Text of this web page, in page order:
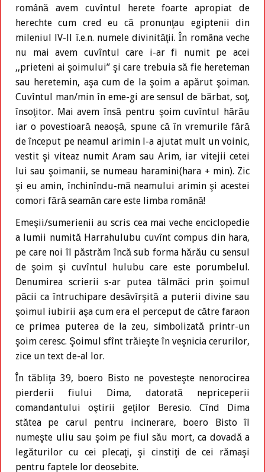
română avem cuvîntul herete foarte apropiat de
herechte cum cred eu că pronunţau egiptenii din
mileniul lV-ll î.e.n. numele divinităţii. În româna veche
nu mai avem cuvîntul care i-ar fi numit pe acei
,,prieteni ai şoimului” şi care trebuia să fie hereteman
sau heretemin, aşa cum de la şoim a apărut şoiman.
Cuvîntul man/min în eme-gi are sensul de bărbat, soţ,
însoţitor. Mai avem însă pentru şoim cuvîntul hărău
iar o povestioară neaoşă, spune că în vremurile fără
de început pe neamul arimin l-a ajutat mult un voinic,
vestit şi viteaz numit Aram sau Arim, iar vitejii cetei
lui sau şoimanii, se numeau haramini(hara + min). Zic
şi eu amin, închinîndu-mă neamului arimin şi acestei
comori fără seamăn care este limba română!
Emeşii/sumerienii au scris cea mai veche enciclopedie
a lumii numită Harrahulubu cuvînt compus din hara,
pe care noi îl păstrăm încă sub forma hărău cu sensul
de şoim şi cuvîntul hulubu care este porumbelul.
Denumirea scrierii s-ar putea tălmăci prin şoimul
păcii ca întruchipare desăvîrşită a puterii divine sau
şoimul iubirii aşa cum era el perceput de către faraon
ce primea puterea de la zeu, simbolizată printr-un
şoim ceresc. Şoimul sfînt trăieşte în veşnicia cerurilor,
zice un text de-al lor.
În tăbliţa 39, boero Bisto ne povesteşte nenorocirea
pierderii fiului Dima, datorată nepriceperii
comandantului oştirii geţilor Beresio. Cînd Dima
stătea pe carul pentru incinerare, boero Bisto îl
numeşte uliu sau şoim pe fiul său mort, ca dovadă a
legăturilor cu cei plecaţi, şi cinstiţi de cei rămaşi
pentru faptele lor deosebite.